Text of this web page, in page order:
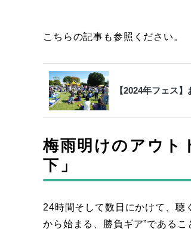
こちらの記事も参照ください。
【2024年フェス
梅雨明けのアウト
下」
24時間そして数日にかけて、聴
から始まる、勝負ギア”である